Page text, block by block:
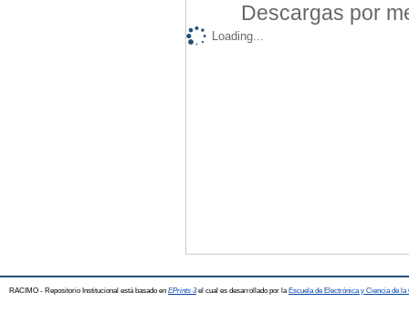
Descargas por
Loading...
RACIMO - Repositorio Institucional está basado en EPrints 3el cual es desarrollado por la Escuela de Electrónica y Ciencia de la